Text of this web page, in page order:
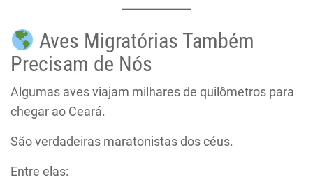
Aves Migratórias Também
Precisam de Nós
Algumas aves viajam milhares de quilômetros para
chegar ao Ceará.
São verdadeiras maratonistas dos céus.
Entre elas: